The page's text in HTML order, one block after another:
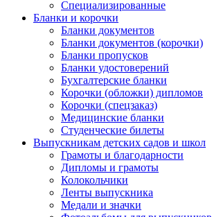
Специализированные
Бланки и корочки
Бланки документов
Бланки документов (корочки)
Бланки пропусков
Бланки удостоверений
Бухгалтерские бланки
Корочки (обложки) дипломов
Корочки (спецзаказ)
Медицинские бланки
Студенческие билеты
Выпускникам детских садов и школ
Грамоты и благодарности
Дипломы и грамоты
Колокольчики
Ленты выпускника
Медали и значки